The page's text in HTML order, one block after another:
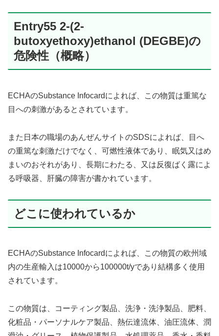
Entry55 2-(2-
butoxyethoxy)ethanol (DEGBE)の
危険性（概略）
ECHAのSubstance Infocardによれば、この物質は重篤な
目への刺激があるとされています。
また日本の職場のあんぜんサイトのSDSによれば、目へ
の重篤な刺激だけでなく、可燃性液体であり、眠気又はめ
まいのおそれがあり、長期にわたる、又は反復ばく露によ
る呼吸器、肝臓の障害が書かれています。
どこに使われているか
ECHAのSubstance Infocardによれば、この物質の欧州域
内の生産輸入は10000から100000t/yであり結構多く使用
されています。
この物質は、コーティング製品、洗浄・洗浄製品、肥料、
化粧品・パーソナルケア製品、熱伝達流体、油圧流体、潤